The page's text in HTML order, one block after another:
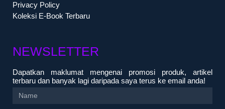
Privacy Policy
Koleksi E-Book Terbaru
NEWSLETTER
Dapatkan maklumat mengenai promosi produk, artikel
terbaru dan banyak lagi daripada saya terus ke email anda!